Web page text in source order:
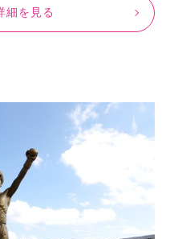
細を見る